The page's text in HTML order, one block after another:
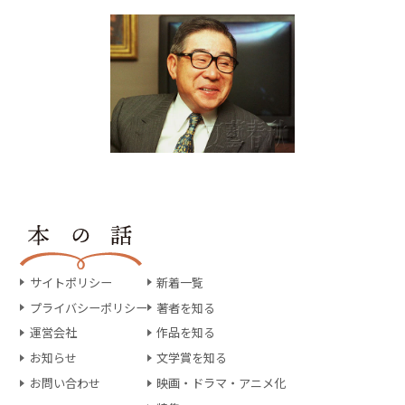
サイトポリシー
プライバシーポリシー
運営会社
お知らせ
お問い合わせ
新着一覧
著者を知る
作品を知る
文学賞を知る
映画・ドラマ・アニメ化